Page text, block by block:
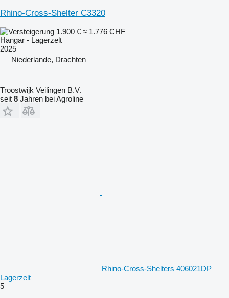
Rhino-Cross-Shelter C3320
1.900 € ≈ 1.776 CHF
Hangar - Lagerzelt
2025
Niederlande, Drachten
Troostwijk Veilingen B.V.
seit 8 Jahren bei Agroline
Rhino-Cross-Shelters 406021DP
Lagerzelt
5